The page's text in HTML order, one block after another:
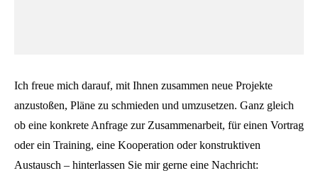
Ich freue mich darauf, mit Ihnen zusammen neue Projekte
anzustoßen, Pläne zu schmieden und umzusetzen. Ganz gleich
ob eine konkrete Anfrage zur Zusammenarbeit, für einen Vortrag
oder ein Training, eine Kooperation oder konstruktiven
Austausch – hinterlassen Sie mir gerne eine Nachricht: